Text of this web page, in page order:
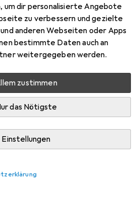
um dir personalisierte Angebote
zu verbessern und gezielte
anderen Webseiten oder Apps
bestimmte Daten auch an
weitergegeben werden.
zustimmen
das Nötigste
Einstellungen